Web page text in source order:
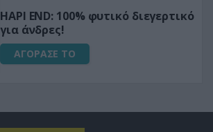
Μεταμόρφωσε τον κήπο σου με το
Ultra Box Μίνι Αλυσοπρίονο με
μπαταρία λιθίου
ΑΓΟΡΑΣΕ ΤΟ